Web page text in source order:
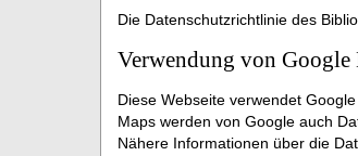
Die Datenschutzrichtlinie des
Verwendung von Google
Diese Webseite verwendet
Maps werden von Google auch
Nähere Informationen über die